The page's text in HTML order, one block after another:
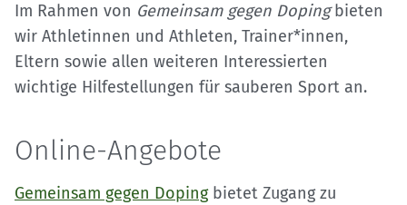
Im Rahmen von Gemeinsam gegen Dopingbieten
wir Athletinnen und Athleten, Trainer*innen,
Eltern sowie allen weiteren Interessierten
wichtige Hilfestellungen für sauberen Sport an.
Online-Angebote
Gemeinsam gegen Dopingbietet Zugang zu